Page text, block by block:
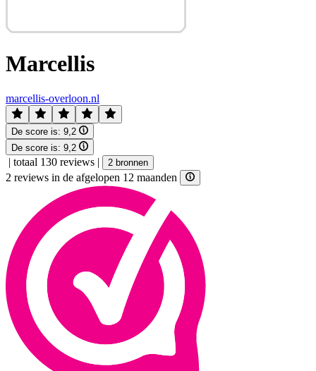
Marcellis
marcellis-overloon.nl
De score is: 9,2
De score is: 9,2
| totaal 130 reviews | 2 bronnen
2 reviews in de afgelopen 12 maanden